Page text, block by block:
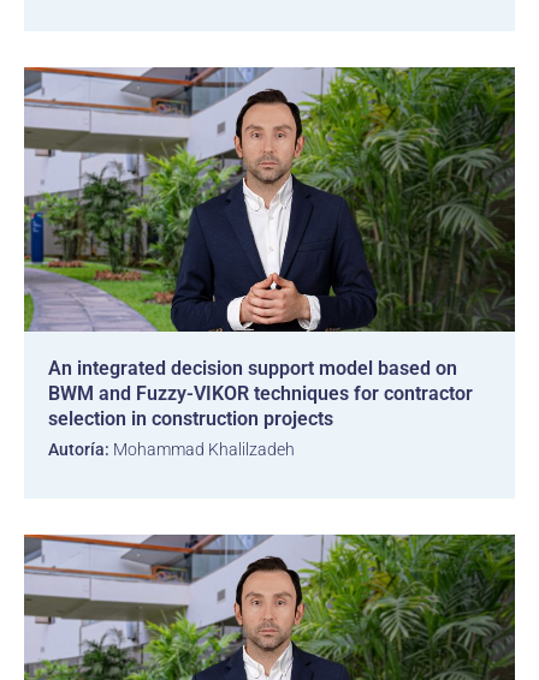
An integrated decision support model based on
BWM and Fuzzy-VIKOR techniques for contractor
selection in construction projects
Autoría: Mohammad Khalilzadeh